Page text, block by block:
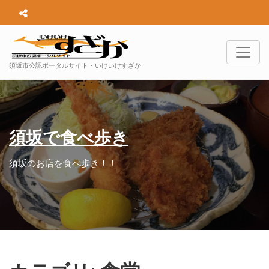
須坂市公認ポータルサイト・いけいけすざか
須坂で食べ歩き
須坂のお店を食べ歩き！！